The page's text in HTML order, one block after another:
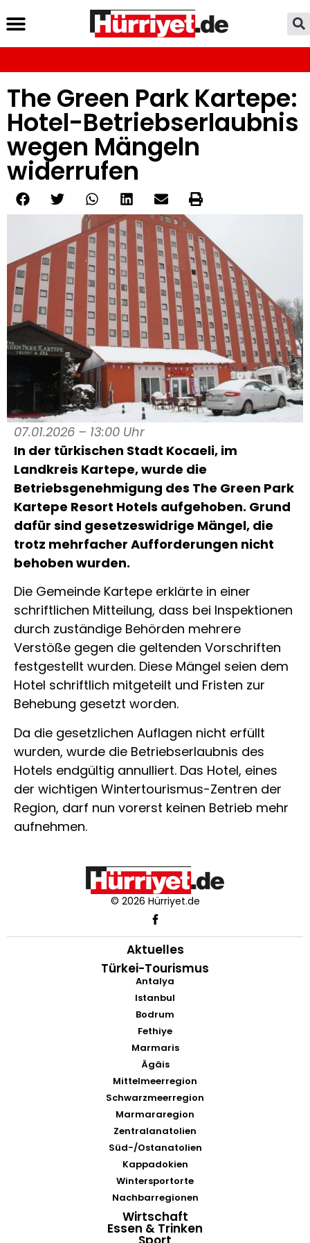
The Green Park Kartepe:
Hotel-Betriebserlaubnis
wegen Mängeln
widerrufen
07.01.2026 – 13:00 Uhr
In der türkischen Stadt Kocaeli, im
Landkreis Kartepe, wurde die
Betriebsgenehmigung des The Green Park
Kartepe Resort Hotels aufgehoben. Grund
dafür sind gesetzeswidrige Mängel, die
trotz mehrfacher Aufforderungen nicht
behoben wurden.
Die Gemeinde Kartepe erklärte in einer
schriftlichen Mitteilung, dass bei Inspektionen
durch zuständige Behörden mehrere
Verstöße gegen die geltenden Vorschriften
festgestellt wurden. Diese Mängel seien dem
Hotel schriftlich mitgeteilt und Fristen zur
Behebung gesetzt worden.
Da die gesetzlichen Auflagen nicht erfüllt
wurden, wurde die Betriebserlaubnis des
Hotels endgültig annulliert. Das Hotel, eines
der wichtigen Wintertourismus-Zentren der
Region, darf nun vorerst keinen Betrieb mehr
aufnehmen.
© 2026 Hürriyet.de
Aktuelles
Türkei-Tourismus
Antalya
Istanbul
Bodrum
Fethiye
Marmaris
Ägäis
Mittelmeerregion
Schwarzmeerregion
Marmararegion
Zentralanatolien
Süd-/Ostanatolien
Kappadokien
Wintersportorte
Nachbarregionen
Wirtschaft
Essen & Trinken